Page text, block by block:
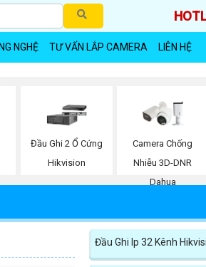
NGHỆ TƯ VẤN LẮP CAMERA LIÊN HỆ
Đầu Ghi 2 Ổ Cứng
Hikvision
Camera Chống
Nhiễu 3D-DNR
Dahua
Đầu Ghi Ip 32 Kênh